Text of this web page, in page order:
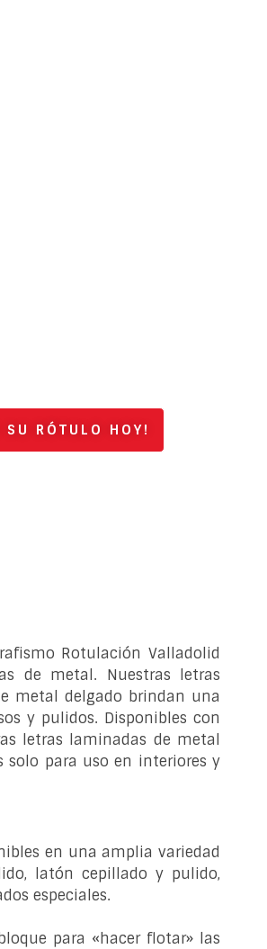
SU RÓTULO HOY!
Rotulación Valladolid
de metal. Nuestras letras
metal delgado brindan una
y pulidos. Disponibles con
letras laminadas de metal
solo para uso en interiores y
en una amplia variedad
latón cepillado y pulido,
especiales.
para «hacer flotar» las